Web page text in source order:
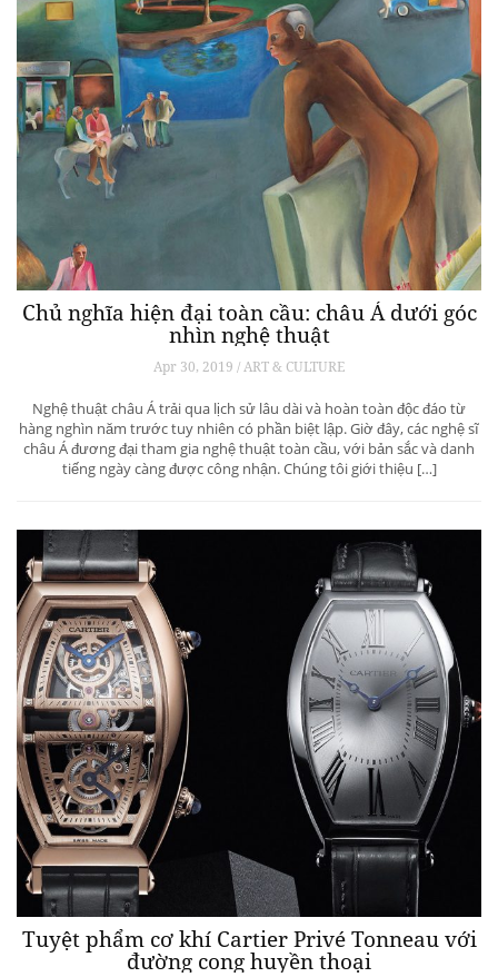
Chủ nghĩa hiện đại toàn cầu: châu Á dưới góc
nhìn nghệ thuật
Apr 30, 2019 / ART & CULTURE
Nghệ thuật châu Á trải qua lịch sử lâu dài và hoàn toàn độc đáo từ
hàng nghìn năm trước tuy nhiên có phần biệt lập. Giờ đây, các nghệ sĩ
châu Á đương đại tham gia nghệ thuật toàn cầu, với bản sắc và danh
tiếng ngày càng được công nhận. Chúng tôi giới thiệu […]
Tuyệt phẩm cơ khí Cartier Privé Tonneau với
đường cong huyền thoại